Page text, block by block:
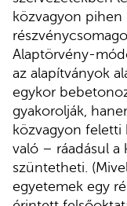
közvagyon
Alaptörvény-
az alapítványok
egykor
gyakorolják,
közvagyon feletti
való – ráadásul a
szüntetheti.
egyetemek egy